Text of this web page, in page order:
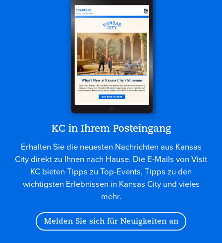
KC in Ihrem Posteingang
Erhalten Sie die neuesten Nachrichten aus Kansas
City direkt zu Ihnen nach Hause. Die E-Mails von Visit
KC bieten Tipps zu Top-Events, Tipps zu den
wichtigsten Erlebnissen in Kansas City und vieles
mehr.
Melden Sie sich für Neuigkeiten an